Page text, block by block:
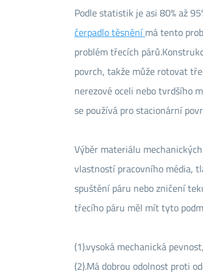
Podle statistik je asi 80% až
čerpadlo těsněnímá tento
problém třecích
povrch, takže může rotovat
nerezové oceli nebo tvrdšího
se používá pro stacionární
Výběr materiálu
vlastností pracovního média,
spuštění páru nebo zničení
třecího páru měl mít tyto
(1).vysoká mechanická
(2).Má dobrou odolnost proti